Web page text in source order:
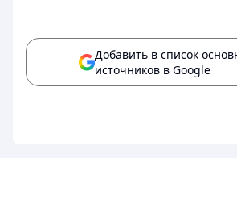
Добавить в список
источников в Google